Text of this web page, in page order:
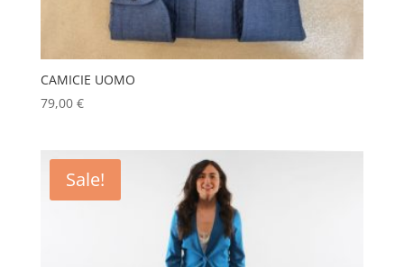
CAMICIE UOMO
79,00 €
Sale!